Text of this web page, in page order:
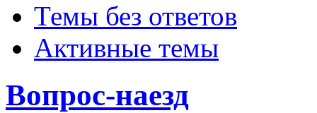
Темы без ответов
Активные темы
Вопрос-наезд